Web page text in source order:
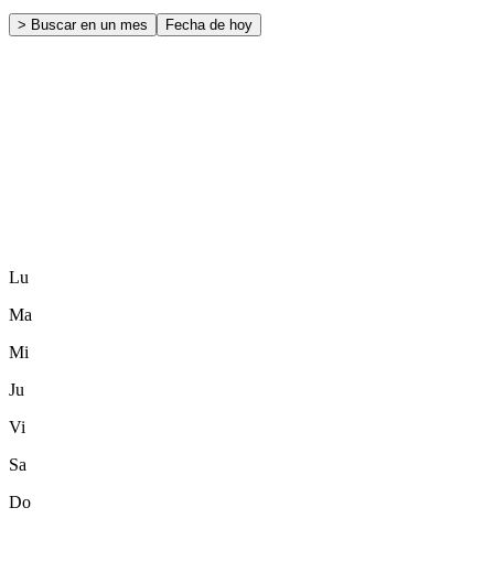
> Buscar en un mes Fecha de hoy
Lu
Ma
Mi
Ju
Vi
Sa
Do